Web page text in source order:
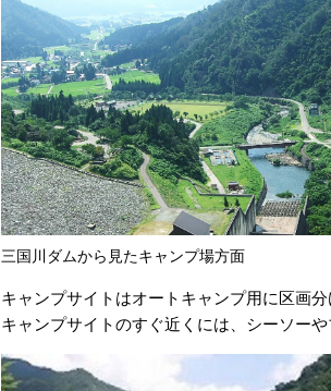
​三国川ダムから見たキャンプ場方面
キャンプサイトはオートキャンプ用に区画分
キャンプサイトのすぐ近くには、シーソー